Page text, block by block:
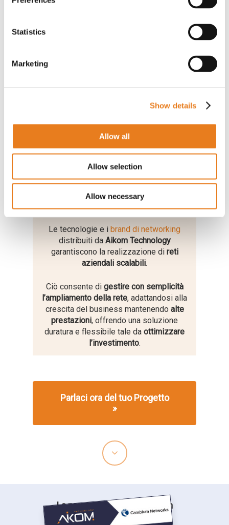
Statistics
Marketing
Show details
Allow all
Allow selection
Allow necessary
Proponi ai clienti un’infrastruttura
Le tecnologie e i brand di networking
distribuiti da Aikom Technology
garantiscono la realizzazione di reti
aziendali scalabili.
Ciò consente di gestire con semplicità
l’ampliamento della rete, adattandosi alla
crescita del business mantenendo alte
prestazioni, offrendo una soluzione
duratura e flessibile tale da ottimizzare
l’investimento.
Parlaci ora del tuo Progetto
»
La promozioni attive di Aikom